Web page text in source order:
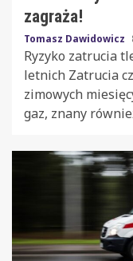
zagraża!
Tomasz Dawidowicz
Ryzyko zatrucia
letnich Zatrucia
zimowych
gaz, znany